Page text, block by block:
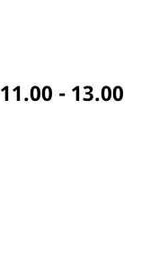
11.00 - 13.00